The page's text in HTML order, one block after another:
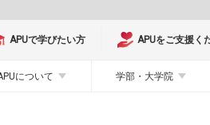
APUで学びたい方 APUをご支援く
について 学部・大学院